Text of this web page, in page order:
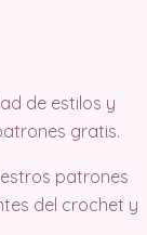
de estilos y
gratis.
patrones
del crochet y